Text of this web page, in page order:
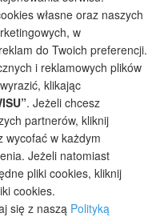
założona w 1990r.
projektów (zgodnie z
domów mogą
w naszym sklepie,
potrzeb korzystamy z
na urządzeniach
może kontrolować za
Dalsze korzystanie z
ustawień przeglądarki
stosowanie plików cookies.
własne oraz naszych
w
do Twoich preferencji.
i reklamowych plików
klikając
. Jeżeli chcesz
partnerów, kliknij
wycofać w każdym
Jeżeli natomiast
pliki cookies, kliknij
cookies.
się z naszą Polityką